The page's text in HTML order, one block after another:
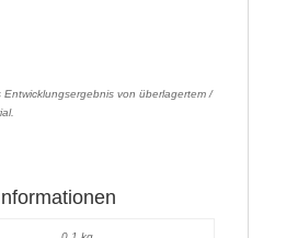
von überlagertem /